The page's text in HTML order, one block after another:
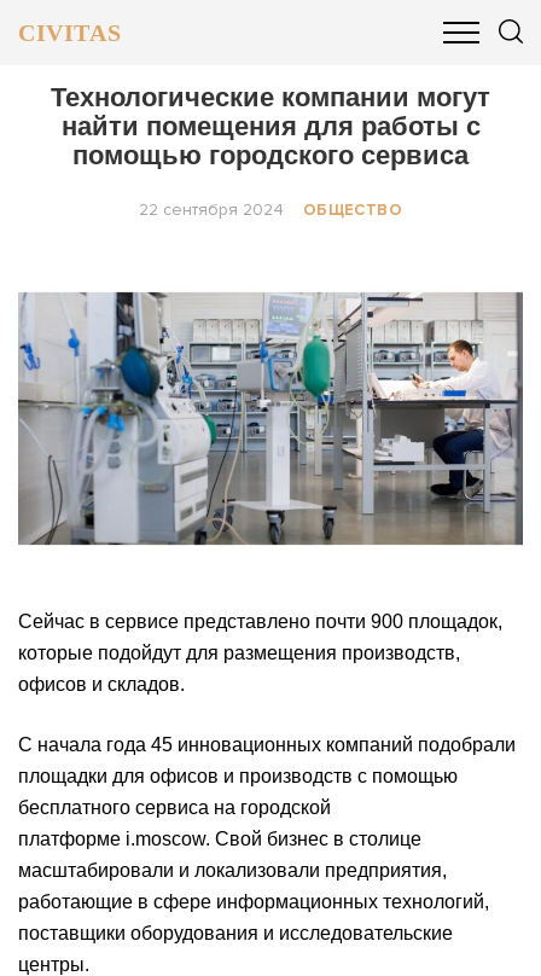
CIVITAS
ОБЩЕСТВО БИЗНЕС И ФИНАНСЫ
Технологические компании могут
найти помещения для работы с
помощью городского сервиса
22 сентября 2024 ОБЩЕСТВО
Сейчас в сервисе представлено почти 900 площадок,
которые подойдут для размещения производств,
офисов и складов.
С начала года 45 инновационных компаний подобрали
площадки для офисов и производств с помощью
бесплатного сервиса на городской
платформе i.moscow. Свой бизнес в столице
масштабировали и локализовали предприятия,
работающие в сфере информационных технологий,
поставщики оборудования и исследовательские
центры.